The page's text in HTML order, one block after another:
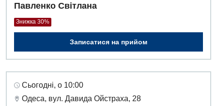
Дитяча ортопедія і травматологія
Дитяча оториноларингологія
Дитяча офтальмологія
Дитяча урологія
Павленко Світлана
Знижка 30%
Записатися на прийом
Сьогодні, о 10:00
Одеса, вул. Давида Ойстраха, 28